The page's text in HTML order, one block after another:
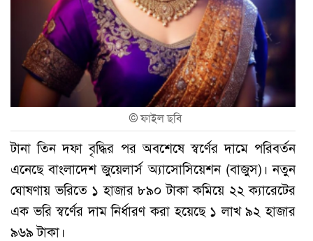
©ফাইল ছবি
টানা তিন দফা বৃদ্ধির পর অবশেষে স্বর্ণের দামে পরিবর্তন
এনেছে বাংলাদেশ জুয়েলার্স অ্যাসোসিয়েশন (বাজুস)। নতুন
ঘোষণায় ভরিতে ১ হাজার ৮৯০ টাকা কমিয়ে ২২ ক্যারেটের
এক ভরি স্বর্ণের দাম নির্ধারণ করা হয়েছে ১ লাখ ৯২ হাজার
৯৬৯ টাকা।